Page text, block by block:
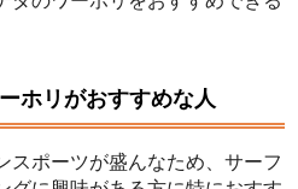
ホリがおすすめな人
スポーツが盛んなため、サーフ